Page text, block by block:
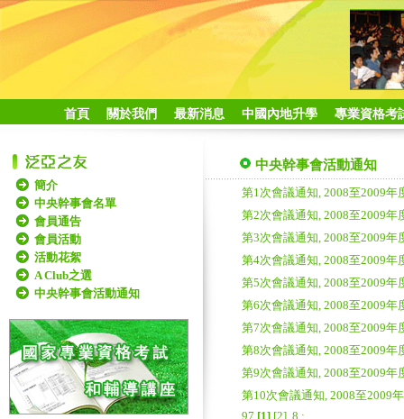
首頁 關於我們 最新消息 中國內地升學 專業資格考
簡介
中央幹事會名單
會員通告
會員活動
活動花絮
A Club之選
中央幹事會活動通知
中央幹事會活動通知
第1次會議通知, 2008至2009
第2次會議通知, 2008至2009
第3次會議通知, 2008至2009
第4次會議通知, 2008至2009
第5次會議通知, 2008至2009
第6次會議通知, 2008至2009
第7次會議通知, 2008至2009
第8次會議通知, 2008至2009
第9次會議通知, 2008至2009
第10次會議通知, 2008至2009
97 [1] [2] 8 :